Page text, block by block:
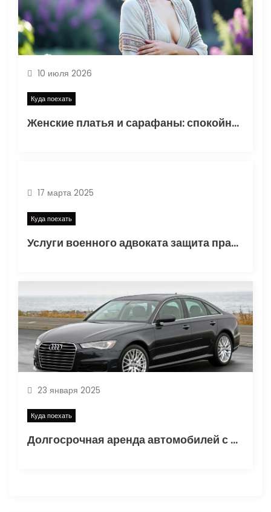
и
с
я
м
10 июля 2026
Куда поехать
Женские платья и сарафаны: спокойный силуэт, комфортная посадка, аккуратная отделка
17 марта 2025
Куда поехать
Услуги военного адвоката защита прав военнослужащих
23 января 2025
Куда поехать
Долгосрочная аренда автомобилей с водителем в Москве